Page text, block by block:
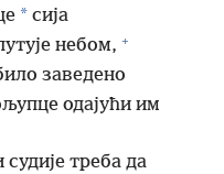
* сија
небом, +
заведено
одајући им
треба да